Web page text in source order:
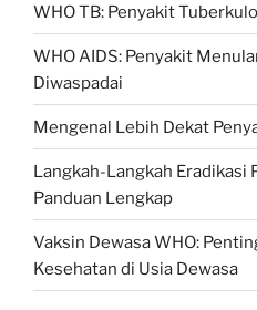
WHO TB: Penyakit
WHO AIDS: Penyakit
Diwaspadai
Mengenal Lebih Dekat
Langkah-Langkah Eradikasi
Panduan Lengkap
Vaksin Dewasa WHO:
Kesehatan di Usia Dewasa